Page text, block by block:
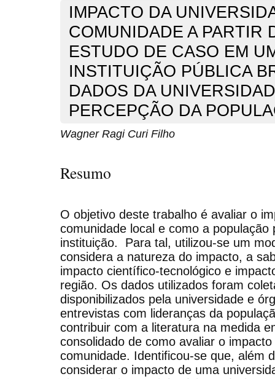
IMPACTO DA
COMUNIDADE A PARTIR
ESTUDO DE CASO EM
INSTITUIÇÃO PÚBLICA
DADOS DA
PERCEPÇÃO DA
Wagner Ragi Curi Filho
Resumo
O objetivo deste trabalho é avaliar o
comunidade local e como a população
instituição. Para tal, utilizou-se um
considera a natureza do impacto, a
impacto científico-tecnológico e
região. Os dados utilizados foram
disponibilizados pela universidade e
entrevistas com lideranças da
contribuir com a literatura na medida
consolidado de como avaliar o
comunidade. Identificou-se que, além
considerar o impacto de uma